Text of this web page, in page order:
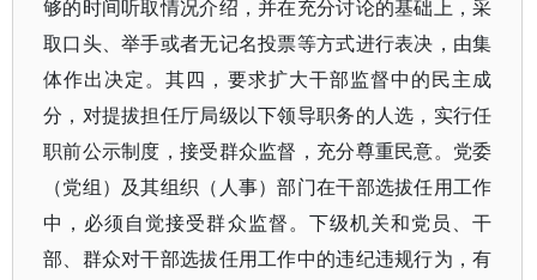
够的时间听取情况介绍，并在充分讨论的基础上，采
取口头、举手或者无记名投票等方式进行表决，由集
体作出决定。其四，要求扩大干部监督中的民主成
分，对提拔担任厅局级以下领导职务的人选，实行任
职前公示制度，接受群众监督，充分尊重民意。党委
（党组）及其组织（人事）部门在干部选拔任用工作
中，必须自觉接受群众监督。下级机关和党员、干
部、群众对干部选拔任用工作中的违纪违规行为，有